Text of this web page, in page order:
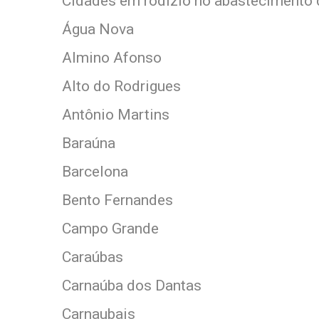
Água Nova
Almino Afonso
Alto do Rodrigues
Antônio Martins
Baraúna
Barcelona
Bento Fernandes
Campo Grande
Caraúbas
Carnaúba dos Dantas
Carnaubais